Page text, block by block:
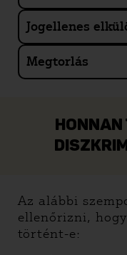
Jogellenes
Megtorlás
Az alábbi
ellenőrizni,
történt-e: